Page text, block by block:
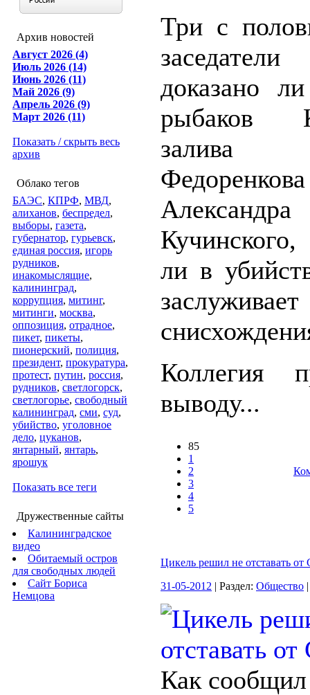
Архив новостей
Август 2026 (4)
Июль 2026 (14)
Июнь 2026 (11)
Май 2026 (9)
Апрель 2026 (9)
Март 2026 (11)
Показать / скрыть весь
архив
Облако тегов
БАЭС, КПРФ, МВД,
алиханов, беспредел,
выборы, газета,
губернатор, гурьевск,
единая россия, игорь
рудников,
инакомыслящие,
калининград,
коррупция, митинг,
митинги, москва,
оппозиция, отрадное,
пикет, пикеты,
пионерский, полиция,
президент, прокуратура,
протест, путин, россия,
рудников, светлогорск,
светлогорье, свободный
калининград, сми, суд,
убийство, уголовное
дело, цуканов,
янтарный, янтарь,
ярошук
Показать все теги
Дружественные сайты
Калининградское
видео
Обитаемый остров
для свободных людей
Сайт Бориса
Немцова
Три с
доказано
рыбаков
залива
Александра
ли в
Коллегия
выводу...
85
1
2
3
4
5
Цикель решил не отставать от
31-05-2012 | Раздел: Общество
Как